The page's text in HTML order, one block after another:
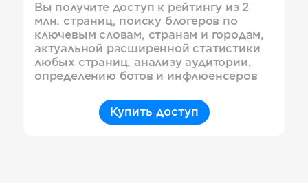
Вы получите доступ к рейтингу из 2
млн. страниц, поиску блогеров по
ключевым словам, странам и городам,
актуальной расширенной статистики
любых страниц, анализу аудитории,
определению ботов и инфлюенсеров
Купить доступ